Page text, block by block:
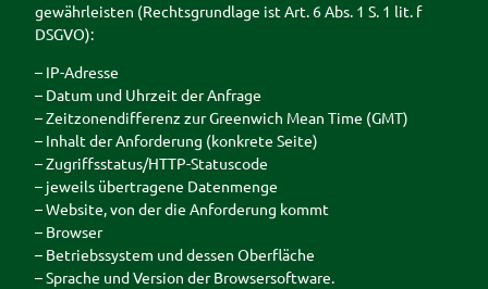
gewährleisten (Rechtsgrundlage ist Art. 6 Abs. 1 S. 1 lit. f
DSGVO):
– IP-Adresse
– Datum und Uhrzeit der Anfrage
– Zeitzonendifferenz zur Greenwich Mean Time (GMT)
– Inhalt der Anforderung (konkrete Seite)
– Zugriffsstatus/HTTP-Statuscode
– jeweils übertragene Datenmenge
– Website, von der die Anforderung kommt
– Browser
– Betriebssystem und dessen Oberfläche
– Sprache und Version der Browsersoftware.